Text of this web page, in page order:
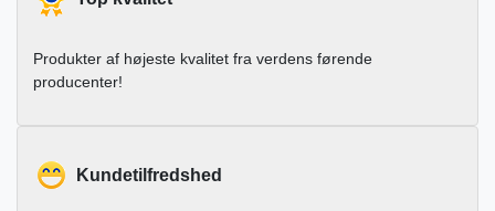
Produkter af højeste kvalitet fra verdens førende
producenter!
Kundetilfredshed